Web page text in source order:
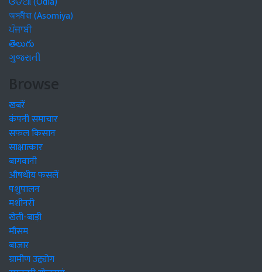
অসমীয়া (Asomiya)
ਪੰਜਾਬੀ
తెలుగు
ગુજરાતી
Browse
खबरें
कंपनी समाचार
सफल किसान
साक्षात्कार
बागवानी
औषधीय फसलें
पशुपालन
मशीनरी
खेती-बाड़ी
मौसम
बाजार
ग्रामीण उद्द्योग